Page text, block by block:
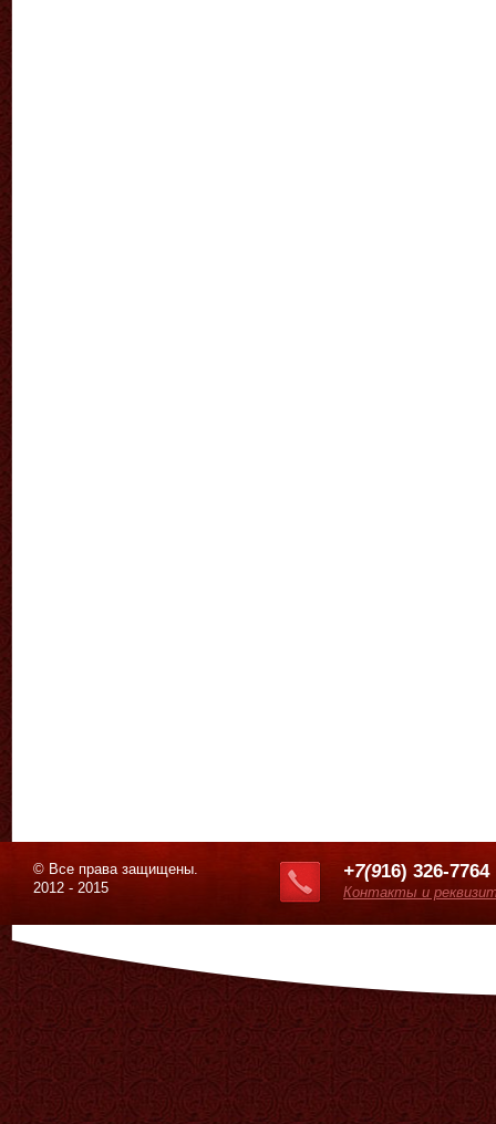
© Все права защищены.
2012 - 2015
+7(916) 326-7764
Контакты и